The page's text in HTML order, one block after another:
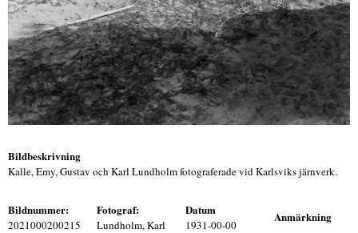
Bildbeskrivning
Kalle, Emy, Gustav och Karl Lundholm fotograferade vid Karlsviks järnverk.
Bildnummer:
2021000200215
Fotograf:
Lundholm, Karl
Datum
1931-00-00
Anmärkning